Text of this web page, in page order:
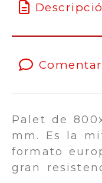
Palet de
mm. Es la
formato
gran